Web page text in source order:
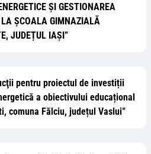
ȘI GESTIONAREA
LA ȘCOALA GIMNAZIALĂ
JUDEȚUL IAȘI”
pentru proiectul de investiții
a obiectivului educațional
comuna Fălciu, județul Vaslui”